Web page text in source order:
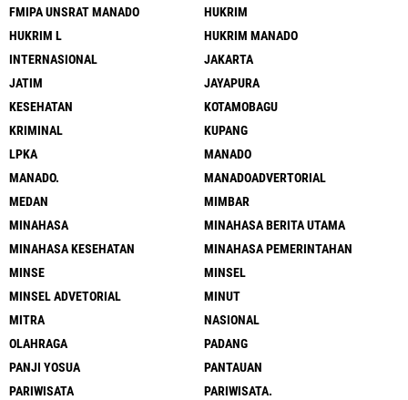
FMIPA UNSRAT MANADO
HUKRIM
HUKRIM L
HUKRIM MANADO
INTERNASIONAL
JAKARTA
JATIM
JAYAPURA
KESEHATAN
KOTAMOBAGU
KRIMINAL
KUPANG
LPKA
MANADO
MANADO.
MANADOADVERTORIAL
MEDAN
MIMBAR
MINAHASA
MINAHASA BERITA UTAMA
MINAHASA KESEHATAN
MINAHASA PEMERINTAHAN
MINSE
MINSEL
MINSEL ADVETORIAL
MINUT
MITRA
NASIONAL
OLAHRAGA
PADANG
PANJI YOSUA
PANTAUAN
PARIWISATA
PARIWISATA.